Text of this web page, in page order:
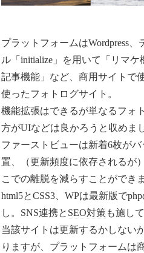
プラットフォームはWordpress
ル「initialize」を用いて「リマ
記事機能」など、商用サイトで
使ったフォトログサイト。
機能拡張はできるが単なるフォ
方がUIなどは良かろうと収めま
ファーストビューは新着6枚が
置、（更新頻度に依存されるが
こでの離脱を減らすことができ
html5とCSS3、WPは最新版で
し。SNS連携と SEO対策も施し
当該サイトは更新するかしない
りますが、プラットフォームは